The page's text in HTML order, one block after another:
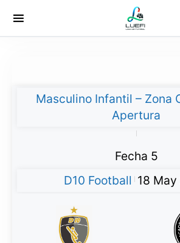
Masculino Infantil – Zona
Apertura
Fecha 5
D10 Football 18